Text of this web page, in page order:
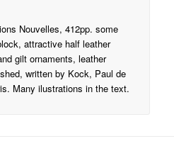
Nouvelles, 412pp. some
attractive half leather
gilt ornaments, leather
written by Kock, Paul de
Many ilustrations in the text.